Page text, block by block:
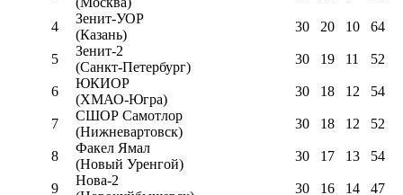
4
Зенит-УОР
(Казань)
30 20 10 64
5
Зенит-2
(Санкт-Петербург)
30 19 11 52
6
ЮКИОР
(ХМАО-Югра)
30 18 12 54
7
СШОР Самотлор
(Нижневартовск)
30 18 12 52
8
Факел Ямал
(Новый Уренгой)
30 17 13 54
9
Нова-2
30 16 14 47